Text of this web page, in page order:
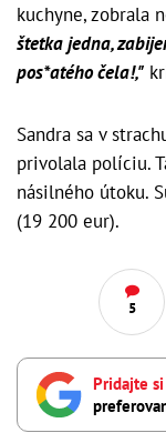
kuchyne, zobrala
štetka jedna,
pos*atého čela!,"
Sandra sa v
privolala políciu.
násilného útoku.
(19 200 eur).
5
Pridajte si